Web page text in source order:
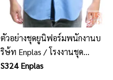
ตัวอย่างชุดยูนิฟอร์มพนักงานบ
ริษ้ท Enplas / โรงงานชุด
ยูนิฟอร์ม เสื้อโปโลพนักงาน
S324 Enplas